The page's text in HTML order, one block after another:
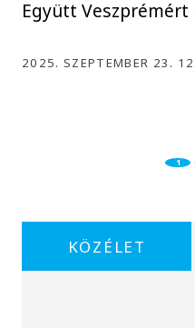
Együtt Veszprémért
2025. SZEPTEMBER 23.
1
KÖZÉLET